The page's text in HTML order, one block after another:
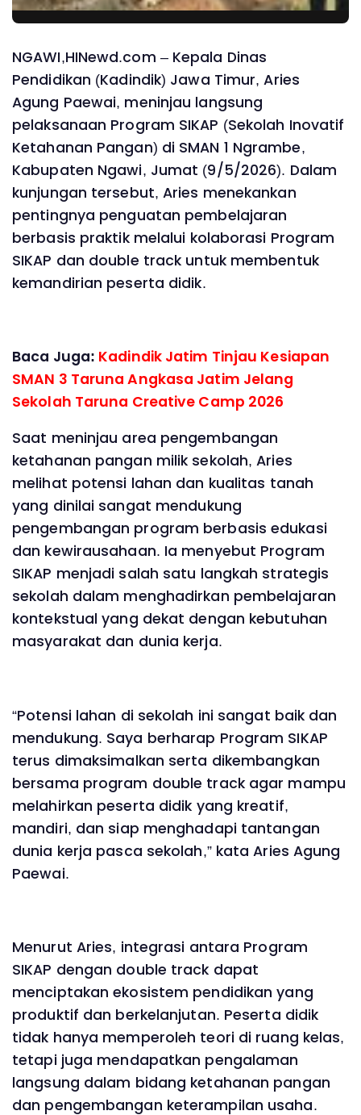
NGAWI,HINewd.com – Kepala Dinas
Pendidikan (Kadindik) Jawa Timur, Aries
Agung Paewai, meninjau langsung
pelaksanaan Program SIKAP (Sekolah Inovatif
Ketahanan Pangan) di SMAN 1 Ngrambe,
Kabupaten Ngawi, Jumat (9/5/2026). Dalam
kunjungan tersebut, Aries menekankan
pentingnya penguatan pembelajaran
berbasis praktik melalui kolaborasi Program
SIKAP dan double track untuk membentuk
kemandirian peserta didik.
Baca Juga: Kadindik Jatim Tinjau Kesiapan
SMAN 3 Taruna Angkasa Jatim Jelang
Sekolah Taruna Creative Camp 2026
Saat meninjau area pengembangan
ketahanan pangan milik sekolah, Aries
melihat potensi lahan dan kualitas tanah
yang dinilai sangat mendukung
pengembangan program berbasis edukasi
dan kewirausahaan. Ia menyebut Program
SIKAP menjadi salah satu langkah strategis
sekolah dalam menghadirkan pembelajaran
kontekstual yang dekat dengan kebutuhan
masyarakat dan dunia kerja.
“Potensi lahan di sekolah ini sangat baik dan
mendukung. Saya berharap Program SIKAP
terus dimaksimalkan serta dikembangkan
bersama program double track agar mampu
melahirkan peserta didik yang kreatif,
mandiri, dan siap menghadapi tantangan
dunia kerja pasca sekolah,” kata Aries Agung
Paewai.
Menurut Aries, integrasi antara Program
SIKAP dengan double track dapat
menciptakan ekosistem pendidikan yang
produktif dan berkelanjutan. Peserta didik
tidak hanya memperoleh teori di ruang kelas,
tetapi juga mendapatkan pengalaman
langsung dalam bidang ketahanan pangan
dan pengembangan keterampilan usaha.